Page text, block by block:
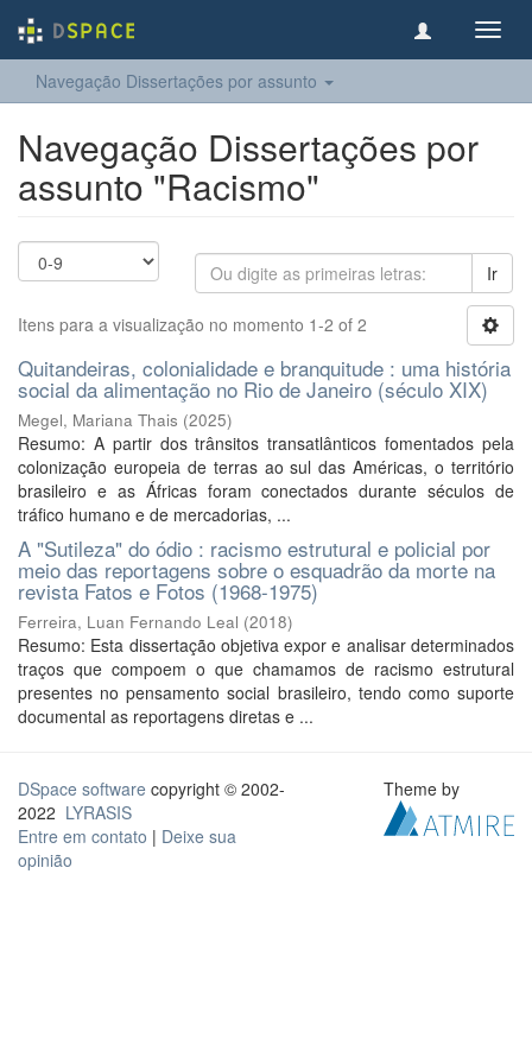
Navegação Dissertações por assunto
Navegação Dissertações por
assunto "Racismo"
Ir
Itens para a visualização no momento 1-2 of 2
Quitandeiras, colonialidade e branquitude : uma história
social da alimentação no Rio de Janeiro (século XIX)
Megel, Mariana Thais (2025)
Resumo: A partir dos trânsitos transatlânticos fomentados pela
colonização europeia de terras ao sul das Américas, o território
brasileiro e as Áfricas foram conectados durante séculos de
tráfico humano e de mercadorias, ...
A "Sutileza" do ódio : racismo estrutural e policial por
meio das reportagens sobre o esquadrão da morte na
revista Fatos e Fotos (1968-1975)
Ferreira, Luan Fernando Leal (2018)
Resumo: Esta dissertação objetiva expor e analisar determinados
traços que compoem o que chamamos de racismo estrutural
presentes no pensamento social brasileiro, tendo como suporte
documental as reportagens diretas e ...
DSpace software copyright © 2002-
2022 LYRASIS
Entre em contato | Deixe sua
opinião
Theme by